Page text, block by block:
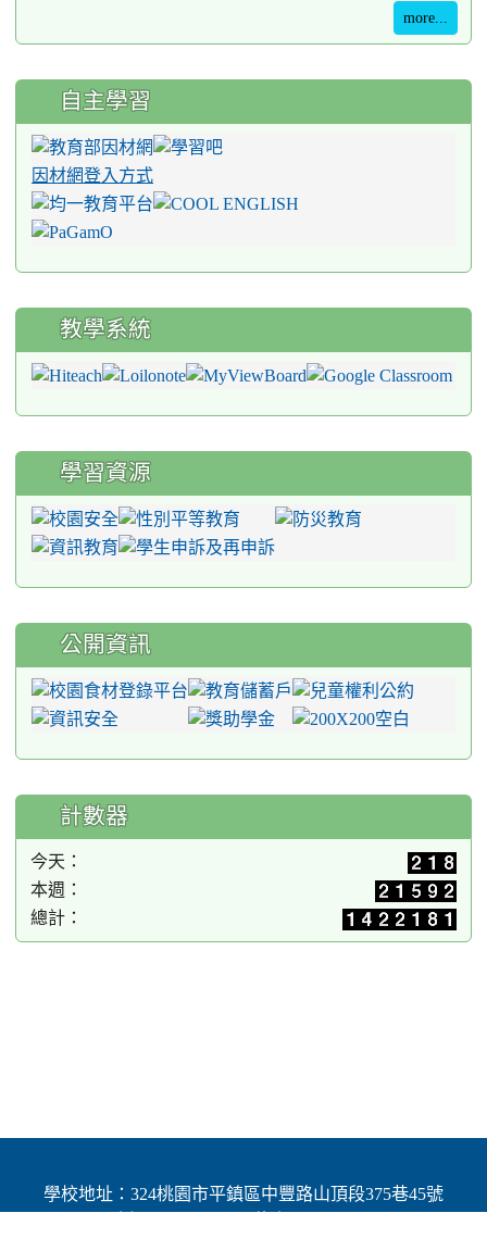
more...
自主學習
因材網登入方式
教學系統
學習資源
公開資訊
計數器
今天：
本週：
總計：
學校地址：324桃園市平鎮區中豐路山頂段375巷45號